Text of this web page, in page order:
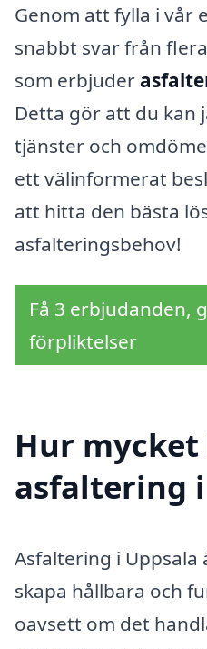
Genom att fylla i vår
snabbt svar från
som erbjuder
Detta gör att du kan
tjänster och
ett välinformerat
att hitta den bästa
asfalteringsbehov!
Få 3 erbjudanden,
förpliktelser
Hur
asfaltering
Asfaltering i
skapa hållbara och
oavsett om det